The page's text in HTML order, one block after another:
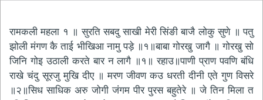
रामकली महला १ ॥ सुरति सबदु साखी मेरी सिंङी बाजै लोकु सुणे ॥ पतु
झोली मंगण कै ताई भीखिआ नामु पड़े ॥१॥बाबा गोरखु जागै ॥ गोरखु सो
जिनि गोइ उठाली करते बार न लागै ॥१॥ रहाउ॥पाणी प्राण पवणि बंधि
राखे चंदु सूरजु मुखि दीए ॥ मरण जीवण कउ धरती दीनी एते गुण विसरे
॥२॥सिध साधिक अरु जोगी जंगम पीर पुरस बहुतेरे ॥ जे तिन मिला त